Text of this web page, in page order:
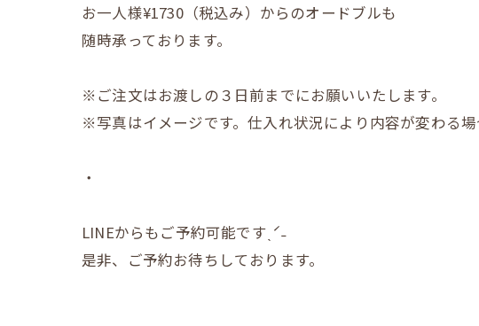
お一人様¥1730（税込み）からのオードブルも
随時承っております。
※ご注文はお渡しの３日前までにお願いいたします。
※写真はイメージです。仕入れ状況により内容が変わる場
・
LINEからもご予約可能ですˎˊ˗
是非、ご予約お待ちしております。